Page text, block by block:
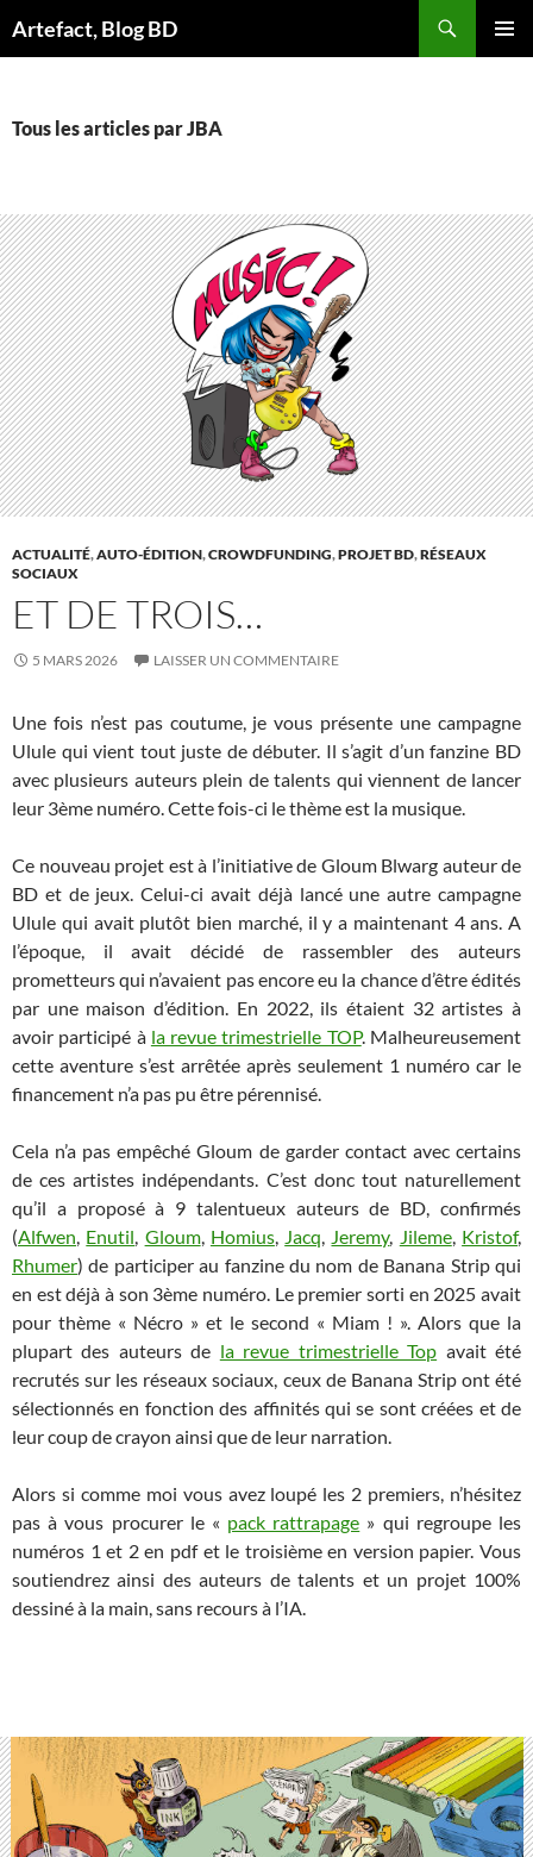
auArtefact, Blog BD
Tous les articles par JBA
ACTUALITÉ,AUTO-ÉDITION,CROWDFUNDING,PROJET BD,RÉSEAUX
SOCIAUX
ET DE TROIS…
5 MARS 2026 LAISSER UN COMMENTAIRE
Une fois n’est pas coutume, je vous présente une campagne
Ulule qui vient tout juste de débuter. Il s’agit d’un fanzine BD
avec plusieurs auteurs plein de talents qui viennent de lancer
leur 3ème numéro. Cette fois-ci le thème est la musique.
Ce nouveau projet est à l’initiative de Gloum Blwarg auteur de
BD et de jeux. Celui-ci avait déjà lancé une autre campagne
Ulule qui avait plutôt bien marché, il y a maintenant 4 ans. A
l’époque, il avait décidé de rassembler des auteurs
prometteurs qui n’avaient pas encore eu la chance d’être édités
par une maison d’édition. En 2022, ils étaient 32 artistes à
avoir participé à la revue trimestrielle TOP. Malheureusement
cette aventure s’est arrêtée après seulement 1 numéro car le
financement n’a pas pu être pérennisé.
Cela n’a pas empêché Gloum de garder contact avec certains
de ces artistes indépendants. C’est donc tout naturellement
qu’il a proposé à 9 talentueux auteurs de BD, confirmés
(Alfwen, Enutil, Gloum, Homius, Jacq, Jeremy, Jileme, Kristof,
Rhumer) de participer au fanzine du nom de Banana Strip qui
en est déjà à son 3ème numéro. Le premier sorti en 2025 avait
pour thème « Nécro » et le second « Miam ! ». Alors que la
plupart des auteurs de la revue trimestrielle Top avait été
recrutés sur les réseaux sociaux, ceux de Banana Strip ont été
sélectionnés en fonction des affinités qui se sont créées et de
leur coup de crayon ainsi que de leur narration.
Alors si comme moi vous avez loupé les 2 premiers, n’hésitez
pas à vous procurer le « pack rattrapage » qui regroupe les
numéros 1 et 2 en pdf et le troisième en version papier. Vous
soutiendrez ainsi des auteurs de talents et un projet 100%
dessiné à la main, sans recours à l’IA.